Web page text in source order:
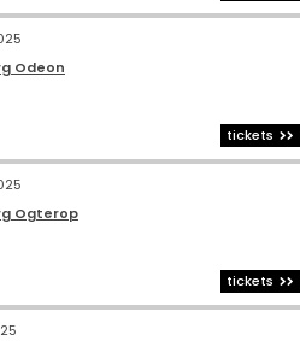
Odeon
tickets
Ogterop
tickets